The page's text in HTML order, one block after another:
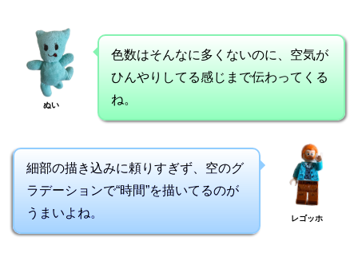
ぬい
色数はそんなに多くないのに、空気が
ひんやりしてる感じまで伝わってくる
ね。
細部の描き込みに頼りすぎず、空のグ
ラデーションで“時間”を描いてるのが
うまいよね。
レゴッホ